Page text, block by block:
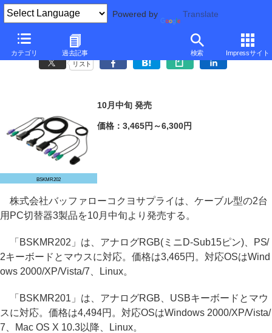
Powered by Translate
カテゴリ 過去記事 検索 Impressサイト
バッファローコクヨ、3,465円からのケーブル型PC切替器
リスト
BSKMR202
10月中旬 発売
価格：3,465円～6,300円
株式会社バッファローコクヨサプライは、ケーブル型の2台
用PC切替器3製品を10月中旬より発売する。
「BSKMR202」は、アナログRGB(ミニD-Sub15ピン)、PS/
2キーボードとマウスに対応。価格は3,465円。対応OSはWind
ows 2000/XP/Vista/7、Linux。
「BSKMR201」は、アナログRGB、USBキーボードとマウ
スに対応。価格は4,494円。対応OSはWindows 2000/XP/Vista/
7、Mac OS X 10.3以降、Linux。